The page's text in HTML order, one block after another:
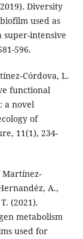
Diversity
used as
intensive
596.
L.
functional
a novel
of
11(1), 234-
Martínez‐
A.,
(2021).
metabolism
used for